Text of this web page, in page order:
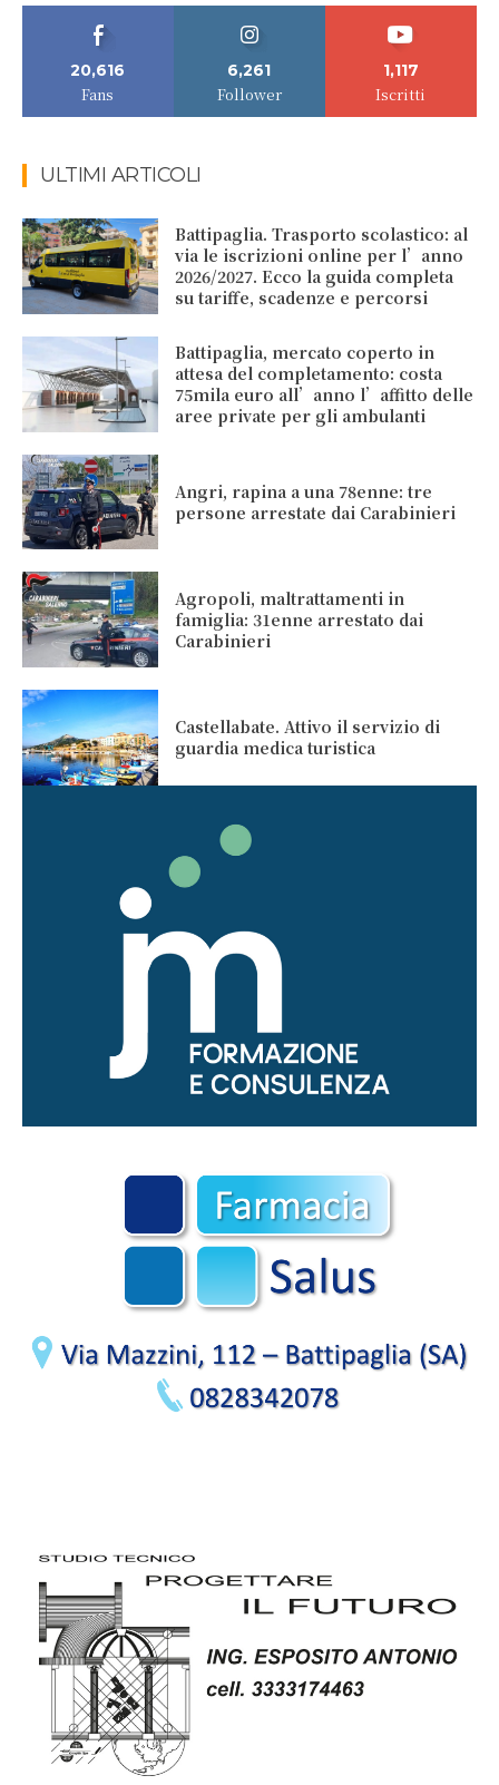
20,616
Fans
6,261
Follower
1,117
Iscritti
ULTIMI ARTICOLI
Battipaglia. Trasporto scolastico: al
via le iscrizioni online per l’anno
2026/2027. Ecco la guida completa
su tariffe, scadenze e percorsi
Battipaglia, mercato coperto in
attesa del completamento: costa
75mila euro all’anno l’affitto delle
aree private per gli ambulanti
Angri, rapina a una 78enne: tre
persone arrestate dai Carabinieri
Agropoli, maltrattamenti in
famiglia: 31enne arrestato dai
Carabinieri
Castellabate. Attivo il servizio di
guardia medica turistica